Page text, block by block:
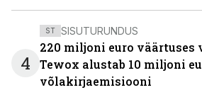
4
ST SISUTURUNDUS
220 miljoni euro väärtuses
Tewox alustab 10 miljoni
võlakirjaemisiooni